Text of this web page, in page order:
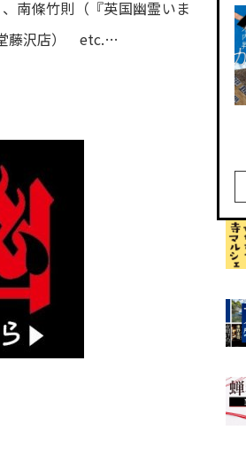
南條竹則（『英国幽霊いま
堂藤沢店） etc.…